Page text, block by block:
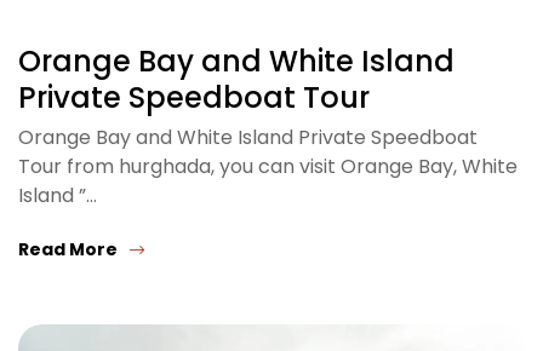
Orange Bay and White Island
Private Speedboat Tour
Orange Bay and White Island Private Speedboat
Tour from hurghada, you can visit Orange Bay, White
Island ”…
Read More